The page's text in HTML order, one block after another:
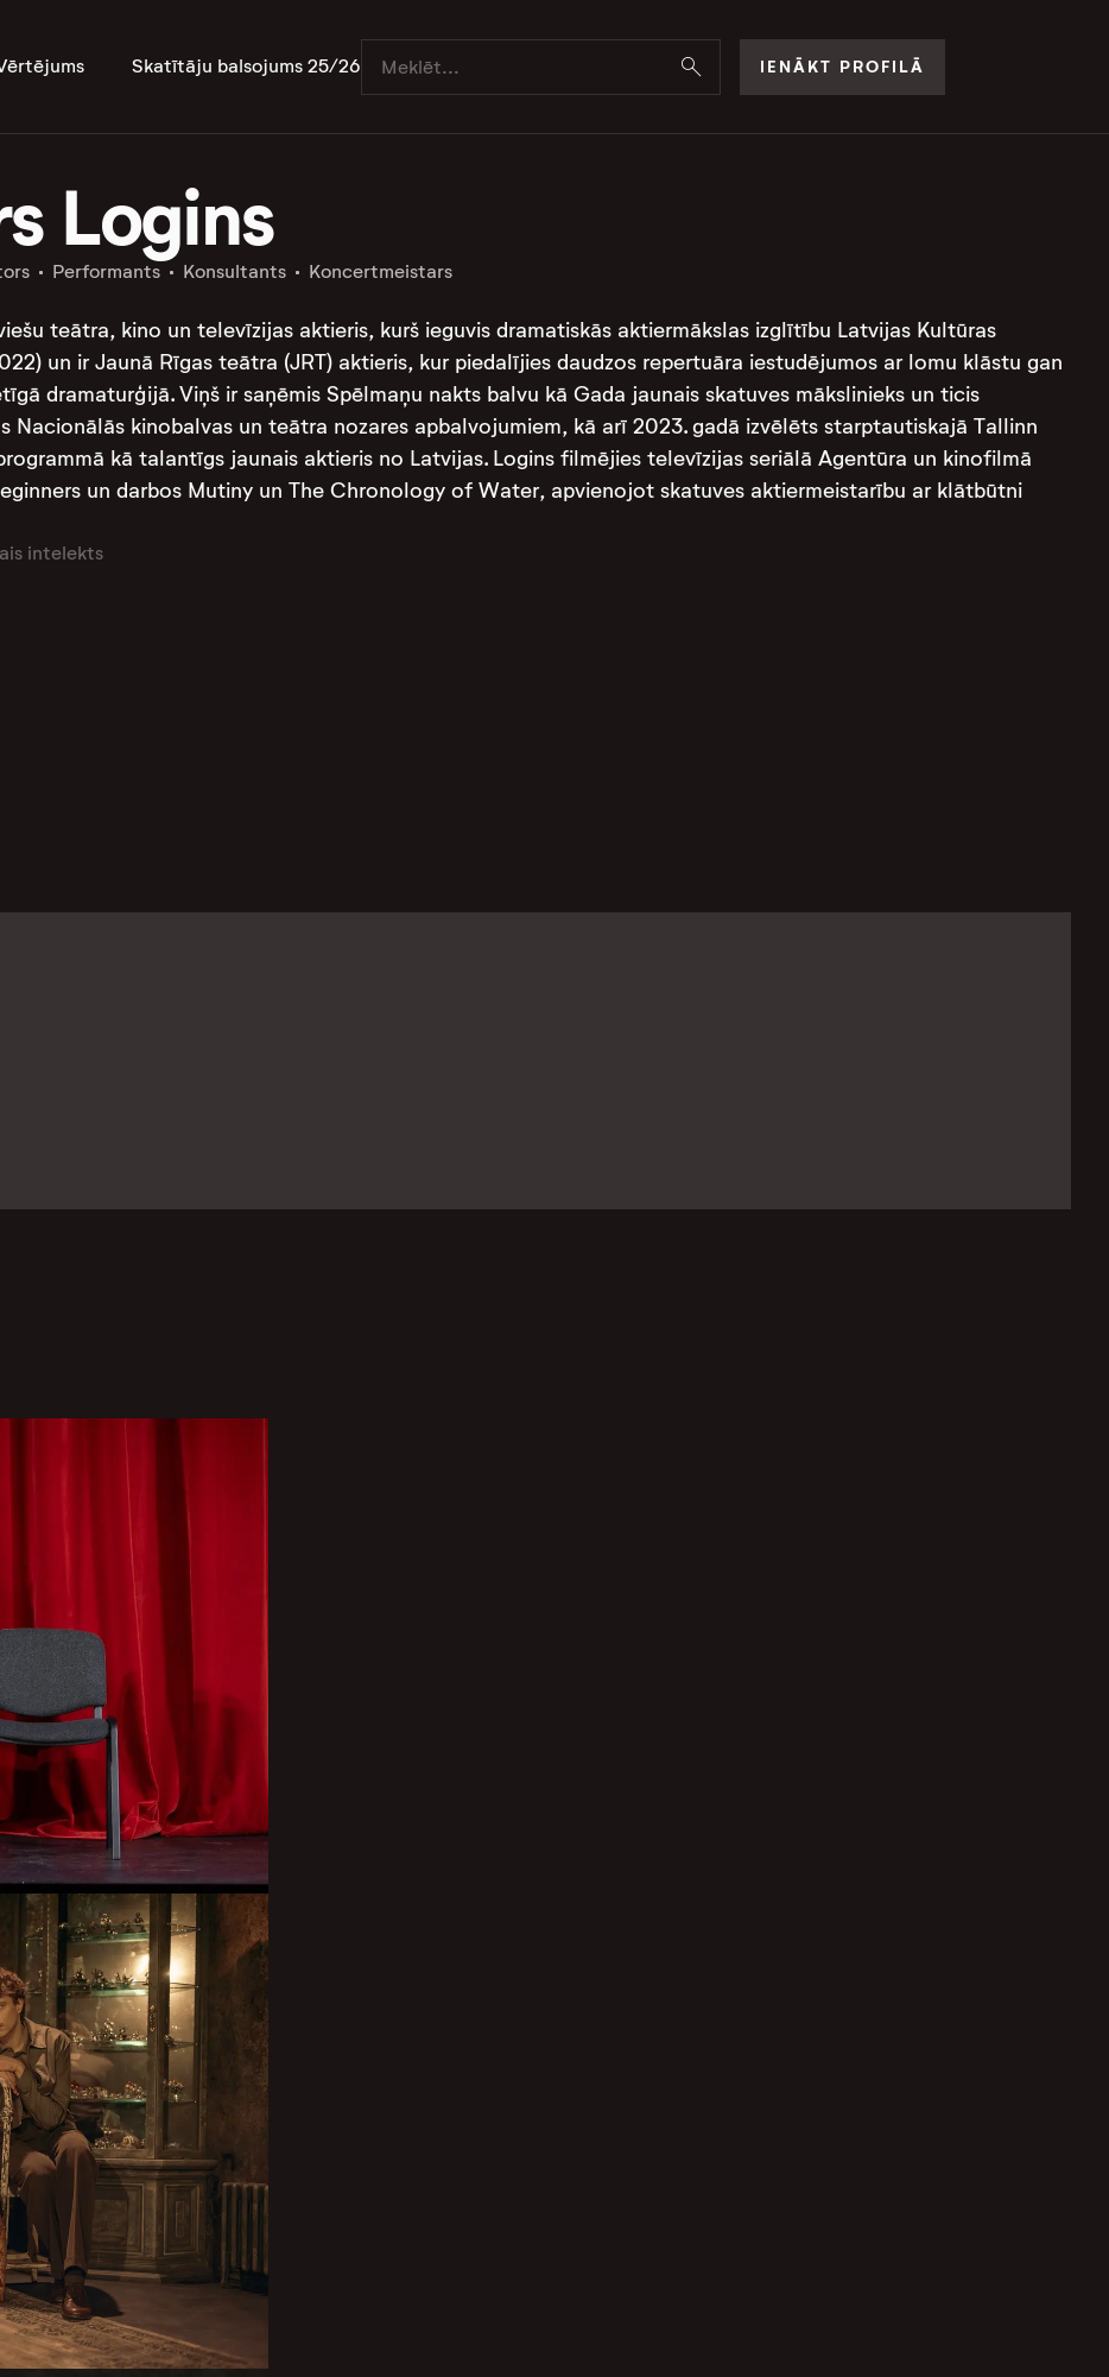
Skatītāju balsojums 25/26 IENĀKT PROFILĀ
Logins
Performants Konsultants Koncertmeistars
teātra, kino un televīzijas aktieris, kurš ieguvis dramatiskās aktiermākslas izglītību Latvijas Kultūras
un ir Jaunā Rīgas teātra (JRT) aktieris, kur piedalījies daudzos repertuāra iestudējumos ar lomu klāstu gan
dramaturģijā. Viņš ir saņēmis Spēlmaņu nakts balvu kā Gada jaunais skatuves mākslinieks un ticis
Nacionālās kinobalvas un teātra nozares apbalvojumiem, kā arī 2023. gadā izvēlēts starptautiskajā Tallinn
kā talantīgs jaunais aktieris no Latvijas. Logins filmējies televīzijas seriālā Agentūra un kinofilmā
un darbos Mutiny un The Chronology of Water, apvienojot skatuves aktiermeistarību ar klātbūtni
intelekts